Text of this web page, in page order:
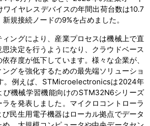
ワイヤレスデバイスの年間出荷台数は10.7
規接続ノードの9%を占めました。
ングにより、産業プロセスは機械上で直
決定を行うようになり、クラウドベース
存度が低下しています。様々な企業が、
グを強化するための最先端ソリューショ
。例えば、STMicroelectronicsは2024年
び機械学習機能向けのSTM32N6シリーズ
を発表しました。マイクロコントローラ
民生用電子機器はローカル拠点でデータ